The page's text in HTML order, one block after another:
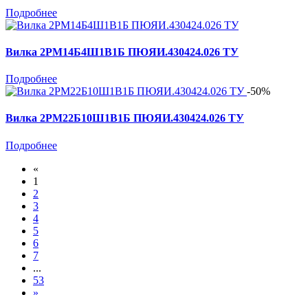
Подробнее
Вилка 2РМ14Б4Ш1В1Б ПЮЯИ.430424.026 ТУ
Подробнее
-50%
Вилка 2РМ22Б10Ш1В1Б ПЮЯИ.430424.026 ТУ
Подробнее
«
1
2
3
4
5
6
7
...
53
»